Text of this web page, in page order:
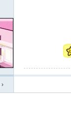
›